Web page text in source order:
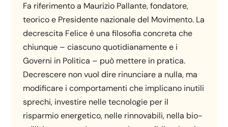
Fa riferimento a Maurizio Pallante, fondatore,
teorico e Presidente nazionale del Movimento. La
decrescita Felice è una filosofia concreta che
chiunque – ciascuno quotidianamente e i
Governi in Politica – può mettere in pratica.
Decrescere non vuol dire rinunciare a nulla, ma
modificare i comportamenti che implicano inutili
sprechi, investire nelle tecnologie per il
risparmio energetico, nelle rinnovabili, nella bio-